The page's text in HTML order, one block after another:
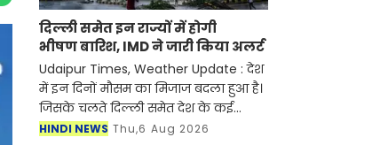
दिल्ली समेत इन राज्यों में होगी
भीषण बारिश, IMD ने जारी किया अलर्ट
Udaipur Times, Weather Update : देश
में इन दिनों मौसम का मिजाज बदला हुआ है।
जिसके चलते दिल्ली समेत देश के कई
हिस्सों में मूसलाधार बारिश का दौर जारी है।
HINDI NEWS Thu,6 Aug 2026